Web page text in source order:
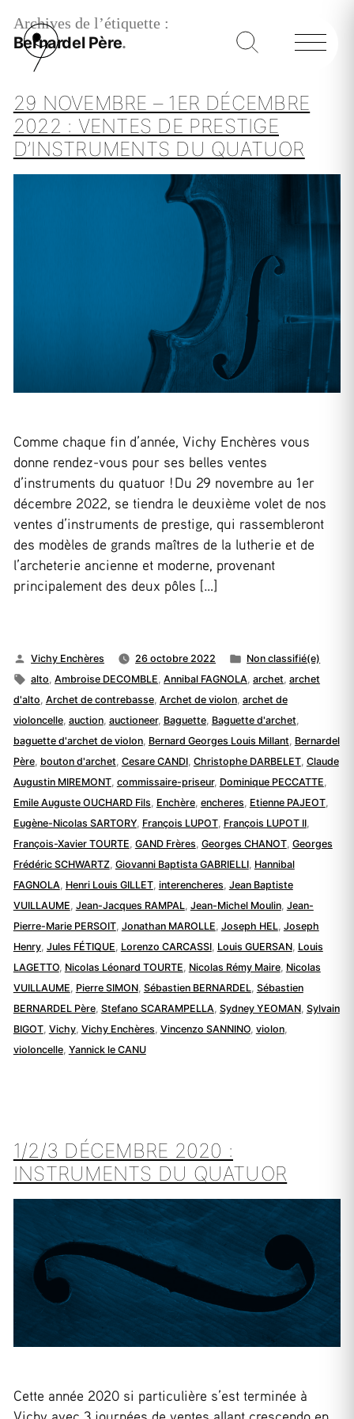
Archives de l’étiquette :
Bernardel Père
29 NOVEMBRE – 1ER DÉCEMBRE
2022 : VENTES DE PRESTIGE
D’INSTRUMENTS DU QUATUOR
Comme chaque fin d’année, Vichy Enchères vous
donne rendez-vous pour ses belles ventes
d’instruments du quatuor ! Du 29 novembre au 1er
décembre 2022, se tiendra le deuxième volet de nos
ventes d’instruments de prestige, qui rassembleront
des modèles de grands maîtres de la lutherie et de
l’archeterie ancienne et moderne, provenant
principalement des deux pôles […]
Publié
par
Vichy Enchères 26 octobre 2022
Publié
dans
Non classifié(e)
Étiquettes :
alto ,Ambroise DECOMBLE ,Annibal FAGNOLA ,archet ,archet
d'alto Archet de contrebasse, Archet de violon, archet de
violoncelle, auction, auctioneer, Baguette, Baguette d'archet
baguette d'archet de violon, Bernard Georges Louis Millant Bernardel
Père, bouton d'archet Cesare CANDI, Christophe DARBELET, Claude
Augustin MIREMONT, commissaire-priseur, Dominique PECCATTE
Emile Auguste OUCHARD Fils Enchère, encheres Etienne PAJEOT,
Eugène-Nicolas SARTORY, François LUPOT, François LUPOT II,
François-Xavier TOURTE GAND Frères Georges CHANOT, Georges
Frédéric SCHWARTZ, Giovanni Baptista GABRIELLI, Hannibal
FAGNOLA Henri Louis GILLET, interencheres Jean Baptiste
VUILLAUME Jean-Jacques RAMPAL Jean-Michel Moulin, Jean-
Pierre-Marie PERSOIT, Jonathan MAROLLE Joseph HEL Joseph
Henry, Jules FÉTIQUE Lorenzo CARCASSI, Louis GUERSAN, Louis
LAGETTO, Nicolas Léonard TOURTE Nicolas Rémy Maire, Nicolas
VUILLAUME Pierre SIMON, Sébastien BERNARDEL Sébastien
BERNARDEL Père, Stefano SCARAMPELLA Sydney YEOMAN, Sylvain
BIGOT, Vichy, Vichy Enchères Vincenzo SANNINO, violon,
violoncelle, Yannick le CANU
1/2/3 DÉCEMBRE 2020 :
INSTRUMENTS DU QUATUOR
Cette année 2020 si particulière s’est terminée à